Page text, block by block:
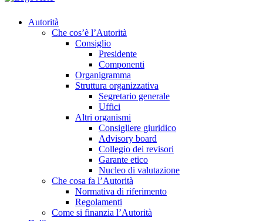
Autorità
Che cos’è l’Autorità
Consiglio
Presidente
Componenti
Organigramma
Struttura organizzativa
Segretario generale
Uffici
Altri organismi
Consigliere giuridico
Advisory board
Collegio dei revisori
Garante etico
Nucleo di valutazione
Che cosa fa l’Autorità
Normativa di riferimento
Regolamenti
Come si finanzia l’Autorità